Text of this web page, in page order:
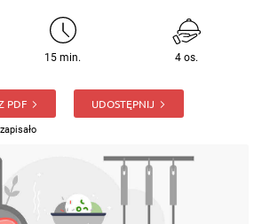
15 min. 4 os.
PDF UDOSTĘPNIJ